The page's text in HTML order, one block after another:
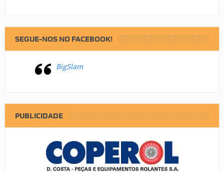
SEGUE-NOS NO FACEBOOK!
BigSlam
PUBLICIDADE